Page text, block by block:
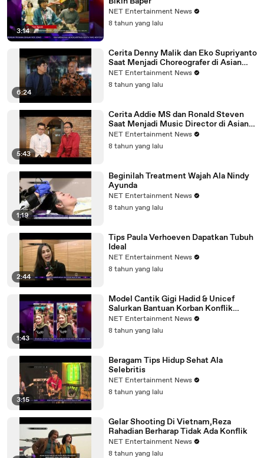
3:14
NET Entertainment News
8 tahun yang lalu
6:24
Cerita Denny Malik dan Eko Supriyanto
Saat Menjadi Choreografer di Asian
Games 2018
NET Entertainment News
8 tahun yang lalu
5:43
Cerita Addie MS dan Ronald Steven
Saat Menjadi Music Director di Asian
Games 2018
NET Entertainment News
8 tahun yang lalu
1:19
Beginilah Treatment Wajah Ala Nindy
Ayunda
NET Entertainment News
8 tahun yang lalu
2:44
Tips Paula Verhoeven Dapatkan Tubuh
Ideal
NET Entertainment News
8 tahun yang lalu
1:43
Model Cantik Gigi Hadid & Unicef
Salurkan Bantuan Korban Konflik
Rohingya
NET Entertainment News
8 tahun yang lalu
3:15
Beragam Tips Hidup Sehat Ala
Selebritis
NET Entertainment News
8 tahun yang lalu
Gelar Shooting Di Vietnam,Reza
Rahadian Berharap Tidak Ada Konflik
NET Entertainment News
8 tahun yang lalu